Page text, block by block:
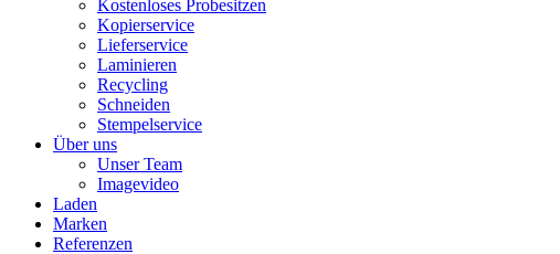
Kostenloses Probesitzen
Kopierservice
Lieferservice
Laminieren
Recycling
Schneiden
Stempelservice
Über uns
Unser Team
Imagevideo
Laden
Marken
Referenzen